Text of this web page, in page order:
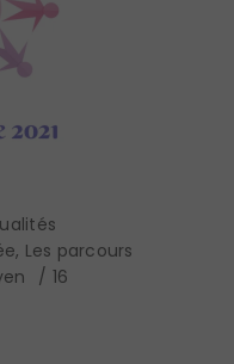
, Les parcours
16